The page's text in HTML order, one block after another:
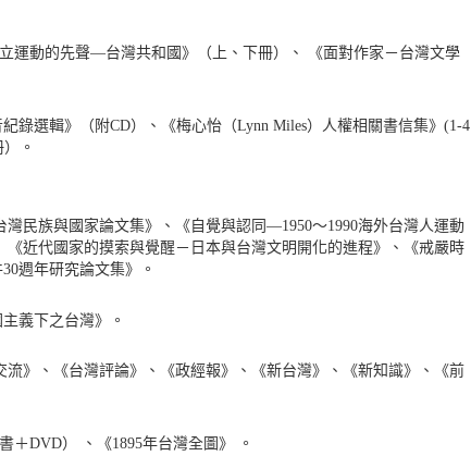
運動的先聲—台灣共和國》（上、下冊）、 《面對作家－台灣文學
錄選輯》（附CD）、《梅心怡（Lynn Miles）人權相關書信集》(1-4
。
灣民族與國家論文集》、《自覺與認同—1950～1990海外台灣人運動
近代國家的摸索與覺醒－日本與台灣文明開化的進程》、《戒嚴時
週年研究論文集》。
義下之台灣》。
流》、《台灣評論》、《政經報》、《新台灣》、《新知識》、《前
＋DVD） 、《1895年台灣全圖》 。